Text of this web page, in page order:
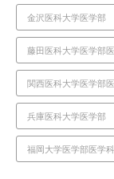
金沢医科大学医学部
藤田医科大学医学部
関西医科大学医学部
兵庫医科大学医学部
福岡大学医学部医学科